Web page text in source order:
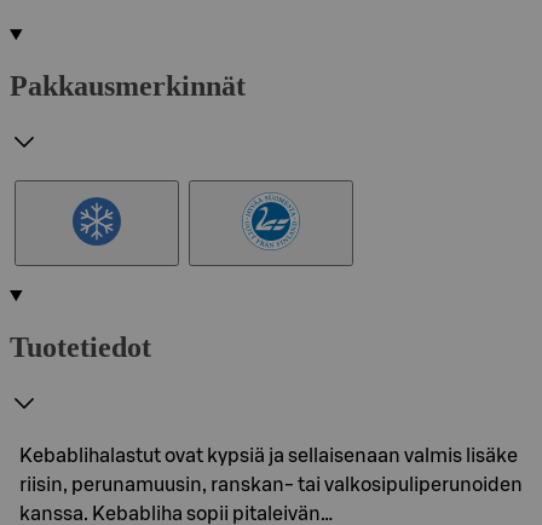
Pakkausmerkinnät
Tuotetiedot
Kebablihalastut ovat kypsiä ja sellaisenaan valmis lisäke
riisin, perunamuusin, ranskan- tai valkosipuliperunoiden
kanssa. Kebabliha sopii pitaleivän…